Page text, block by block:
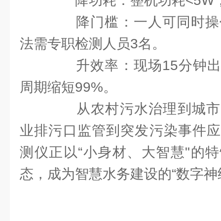
降门槛：一人可同时操
法需专职检测人员3名。
升效率：现场15分钟出
周期缩短99%。
从农村污水治理到城市
业排污口监管到突发污染事件
测仪正以“小身材、大智慧"的
态，成为智慧水务建设的“数字